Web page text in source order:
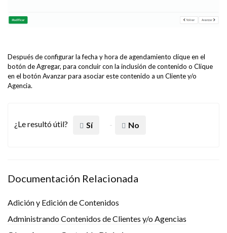
Después de configurar la fecha y hora de agendamiento clique en el
botón de Agregar, para concluir con la inclusión de contenido o Clique
en el botón Avanzar para asociar este contenido a un Cliente y/o
Agencia.
¿Le resultó útil? Sí No
Documentación Relacionada
Adición y Edición de Contenidos
Administrando Contenidos de Clientes y/o Agencias